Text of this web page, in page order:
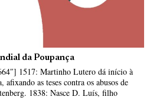
da Poupança
1517: Martinho Lutero dá início à
as teses contra os abusos de
1838: Nasce D. Luís, filho